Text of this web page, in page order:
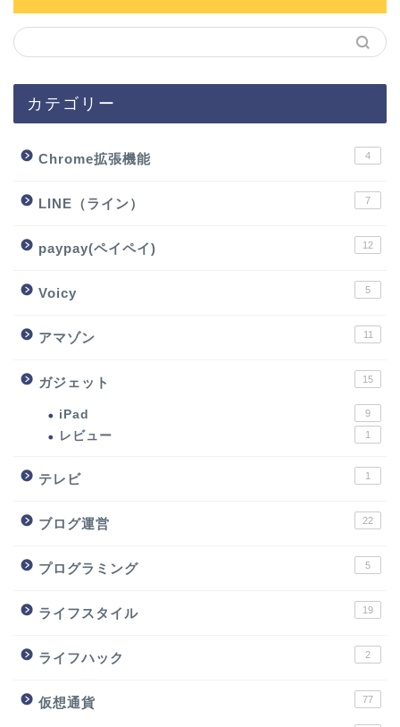
カテゴリー
Chrome拡張機能 4
LINE（ライン） 7
paypay(ペイペイ) 12
Voicy 5
アマゾン 11
ガジェット 15
iPad 9
レビュー 1
テレビ 1
ブログ運営 22
プログラミング 5
ライフスタイル 19
ライフハック 2
仮想通貨 77